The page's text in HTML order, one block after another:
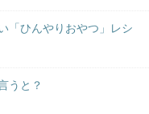
「ひんやりおやつ」レシ
うと？